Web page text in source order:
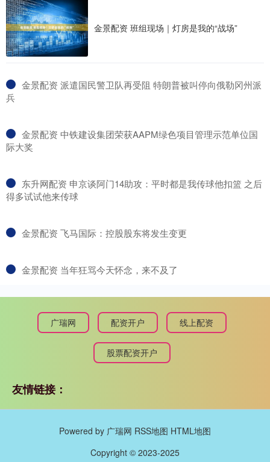
金景配资 班组现场｜灯房是我的“战场”
​金景配资 派遣国民警卫队再受阻 特朗普被叫停向俄勒冈州派
兵
​金景配资 中铁建设集团荣获AAPM绿色项目管理示范单位国
际大奖
​东升网配资 申京谈阿门14助攻：平时都是我传球他扣篮 之后
得多试试他来传球
​金景配资 飞马国际：控股股东将发生变更
​金景配资 当年狂骂今天怀念，来不及了
广瑞网 配资开户 线上配资
股票配资开户
友情链接：
Powered by 广瑞网 RSS地图 HTML地图
Copyright © 2023-2025